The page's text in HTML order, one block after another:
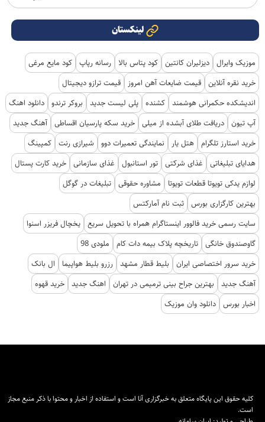
لینکستان
موزیک وایرال دیزلیران کانتین کود پتاس بالا رسانه رپاپ کود مایع مرغی
خرید نقره آنلاین قیمت ضایعات آهن امروز
قیمت ترازو دیجیتال
اندیشکده حکمرانی هوشمند کشنده پلی لیست جدید بروکر ترندو دانلود اهنگ
آپ تیون دریافت طلای آبشده از میلی خرید سکه پارسیان اقساطی آهنگ جدید
خرید استارز تلگرام هتل یار نمایندگی تعمیرات دوو شیرازی رنت کمپینگ
هدایای تبلیغاتی
غذای شرکتی تور استانبول غذای سازمانی خرید کارت پستال
لوازم یدکی تویوتا قطعات تویوتا
مشاوره حقوقی تبلیغات در گوگل
بهترین کارگزاری بورس ثبت نام آمارکتس
سایت رسمی خرید فالوور اینستاگرام همراه با تحویل سریع یخچال فریزر اسنوا
گاوصندوق خانگی تاریخچه پلاک بیمه دات کام
ملودی 98
خرید سرور اختصاصی ایران
بلیط قطار مشهد رزرو بلیط هواپیما
ال بانک
آهنگ جدید
بهترین جراح بینی ترمیمی در تهران اهنگ جدید خرید قهوه
اخبار بورس دانلود وان موزیک
کلیه حقوق این پایگاه متعلق به خبرگزاری آنا است و استفاده از اخبار و محتوا با ذکر منبع مجاز
است.